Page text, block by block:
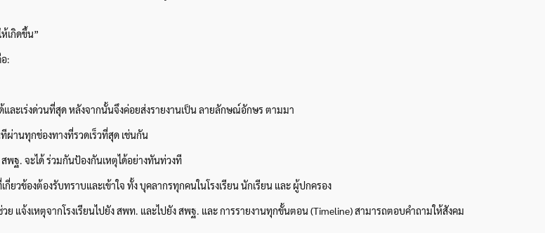
เกิดขึ้น”
:
ละเร่งด่วนที่สุด หลังจากนั้นจึงค่อยส่งรายงานเป็น ลายลักษณ์อักษร ตามมา
านทุกช่องทางที่รวดเร็วที่สุด เช่นกัน
ฐ. จะได้ ร่วมกันป้องกันเหตุได้อย่างทันท่วงที
วข้องต้องรับทราบและเข้าใจ ทั้ง บุคลากรทุกคนในโรงเรียน นักเรียน และ ผู้ปกครอง
แจ้งเหตุจากโรงเรียนไปยัง สพท. และไปยัง สพฐ. และ การรายงานทุกขั้นตอน (Timeline) สามารถตอบคำถามให้สังคม